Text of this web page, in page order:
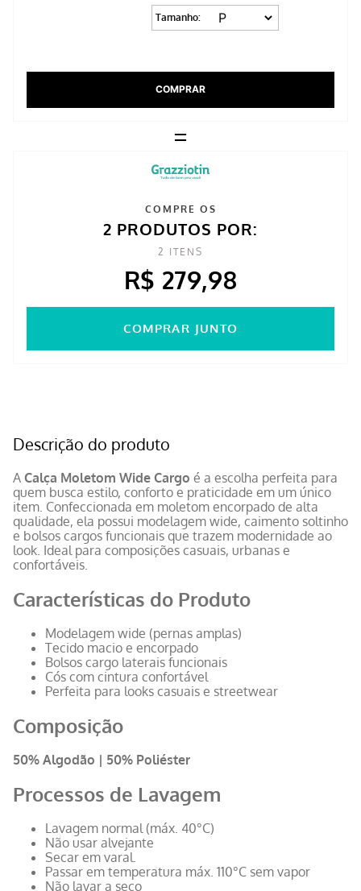
Tamanho:
COMPRAR
=
COMPRE OS
2 PRODUTOS POR:
2 ITENS
R$ 279,98
COMPRAR JUNTO
Descrição do produto
A Calça Moletom Wide Cargo é a escolha perfeita para
quem busca estilo, conforto e praticidade em um único
item. Confeccionada em moletom encorpado de alta
qualidade, ela possui modelagem wide, caimento soltinho
e bolsos cargos funcionais que trazem modernidade ao
look. Ideal para composições casuais, urbanas e
confortáveis.
Características do Produto
Modelagem wide (pernas amplas)
Tecido macio e encorpado
Bolsos cargo laterais funcionais
Cós com cintura confortável
Perfeita para looks casuais e streetwear
Composição
50% Algodão | 50% Poliéster
Processos de Lavagem
Lavagem normal (máx. 40°C)
Não usar alvejante
Secar em varal.
Passar em temperatura máx. 110°C sem vapor
Não lavar a seco